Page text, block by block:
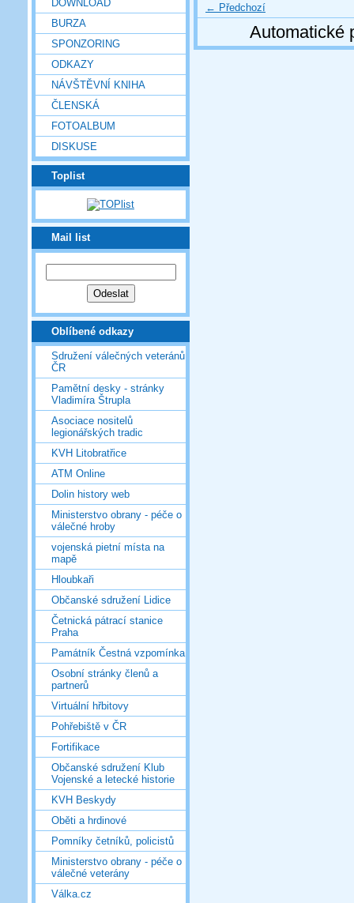
DOWNLOAD
BURZA
SPONZORING
ODKAZY
NÁVŠTĚVNÍ KNIHA
ČLENSKÁ
FOTOALBUM
DISKUSE
Toplist
Mail list
Oblíbené odkazy
Sdružení válečných veteránů
ČR
Pamětní desky - stránky
Vladimíra Štrupla
Asociace nositelů
legionářských tradic
KVH Litobratřice
ATM Online
Dolin history web
Ministerstvo obrany - péče o
válečné hroby
vojenská pietní místa na
mapě
Hloubkaři
Občanské sdružení Lidice
Četnická pátrací stanice
Praha
Památník Čestná vzpomínka
Osobní stránky členů a
partnerů
Virtuální hřbitovy
Pohřebiště v ČR
Fortifikace
Občanské sdružení Klub
Vojenské a letecké historie
KVH Beskydy
Oběti a hrdinové
Pomníky četníků, policistů
Ministerstvo obrany - péče o
válečné veterány
Válka.cz
← Předchozí
Automatické